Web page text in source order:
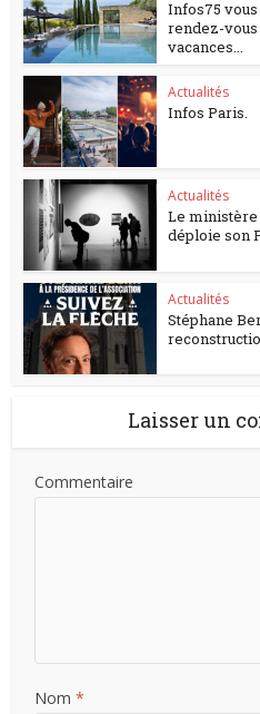
Infos75
rendez-
vacances...
Actualités
Infos Paris.
Actualités
Le ministère
déploie son
Actualités
Stéphane
Laisser un
Commentaire
Nom*